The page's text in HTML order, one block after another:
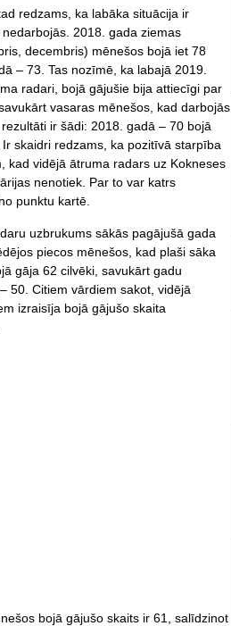
redzams, ka labāka situācija ir
2018. gada ziemas
decembris) mēnešos bojā iet 78
– 73. Tas nozīmē, ka labajā 2019.
radari, bojā gājušie bija attiecīgi par
vasaras mēnešos, kad darbojās
ir šādi: 2018. gadā – 70 bojā
skaidri redzams, ka pozitīvā starpība
kad vidējā ātruma radars uz Kokneses
nenotiek. Par to var katrs
punktu kartē.
uzbrukums sākās pagājušā gada
piecos mēnešos, kad plaši sāka
gāja 62 cilvēki, savukārt gadu
50. Citiem vārdiem sakot, vidējā
izraisīja bojā gājušo skaita
bojā gājušo skaits ir 61, salīdzinot